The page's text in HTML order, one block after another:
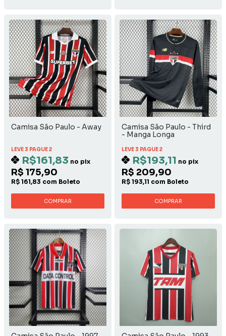
Camisa São Paulo - Away
LEVE 3 PAGUE 2
R$161,83 no pix
R$ 175,90
R$ 161,83 com Boleto
COMPRAR
Camisa São Paulo - Third
- Manga Longa
LEVE 3 PAGUE 2
R$193,11 no pix
R$ 209,90
R$ 193,11 com Boleto
COMPRAR